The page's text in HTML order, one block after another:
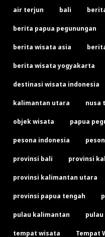
air terjun bali
berita papua pegunungan
berita wisata asia
berita wisata yogyakarta
destinasi wisata indonesia
kalimantan utara nusa
objek wisata papua
pesona indonesia
provinsi bali provinsi
provinsi kalimantan utara
provinsi papua tengah
pulau kalimantan pulau
tempat wisata Tempat